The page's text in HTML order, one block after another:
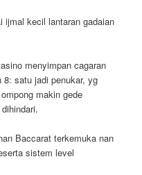
ijmal kecil lantaran gadaian
menyimpan cagaran
satu jadi penukar, yg
makin gede
Baccarat terkemuka nan
sistem level